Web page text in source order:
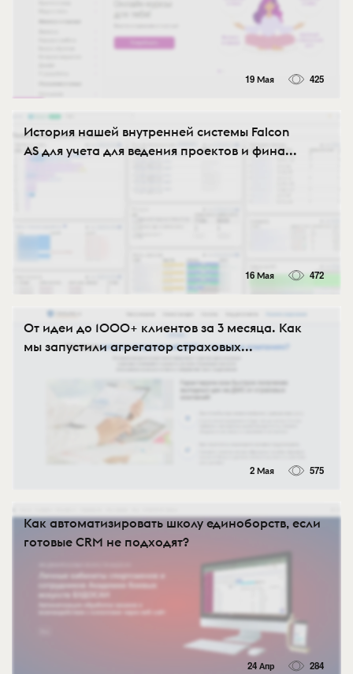
19 Мая 425
История нашей внутренней системы Falcon
AS для учета для ведения проектов и фина...
16 Мая 472
От идеи до 1000+ клиентов за 3 месяца. Как
мы запустили агрегатор страховых...
2 Мая 575
Как автоматизировать школу единоборств, если
готовые CRM не подходят?
24 Апр 284